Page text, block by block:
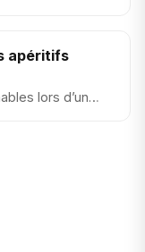
apéritifs
lors d’un